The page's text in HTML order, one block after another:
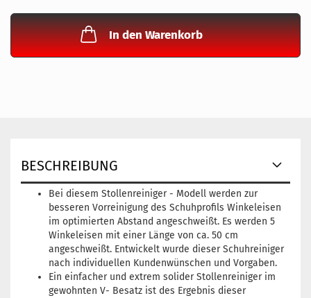
In den Warenkorb
BESCHREIBUNG
Bei diesem Stollenreiniger - Modell werden zur
besseren Vorreinigung des Schuhprofils Winkeleisen
im optimierten Abstand angeschweißt. Es werden 5
Winkeleisen mit einer Länge von ca. 50 cm
angeschweißt. Entwickelt wurde dieser Schuhreiniger
nach individuellen Kundenwünschen und Vorgaben.
Ein einfacher und extrem solider Stollenreiniger im
gewohnten V- Besatz ist des Ergebnis dieser